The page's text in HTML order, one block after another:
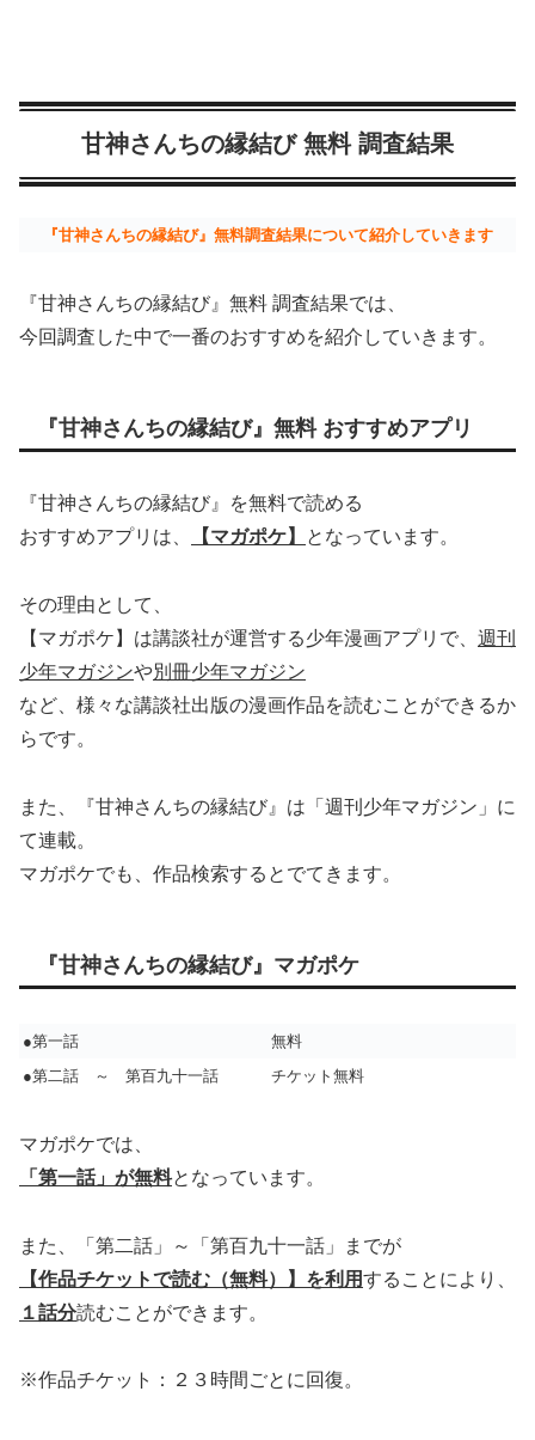
甘神さんちの縁結び 無料 調査結果
『甘神さんちの縁結び』無料調査結果について紹介していきます
『甘神さんちの縁結び』無料 調査結果では、
今回調査した中で一番のおすすめを紹介していきます。
『甘神さんちの縁結び』無料 おすすめアプリ
『甘神さんちの縁結び』を無料で読める
おすすめアプリは、
【マガポケ】 となっています。
その理由として、
【マガポケ】は講談社が運営する少年漫画アプリで、 週刊
少年マガジンや別冊少年マガジン
など、様々な講談社出版の漫画作品を読むことができるか
らです。
また、『甘神さんちの縁結び』は「週刊少年マガジン」に
て連載。
マガポケでも、作品検索するとでてきます。
『甘神さんちの縁結び』マガポケ
●第一話
無料
●第二話 ～ 第百九十一話
チケット無料
マガポケでは、
「第一話」が無料となっています。
また、「第二話」～「第百九十一話」までが
【作品チケットで読む（無料）】を利用することにより、
１話分読むことができます。
※作品チケット：２３時間ごとに回復。